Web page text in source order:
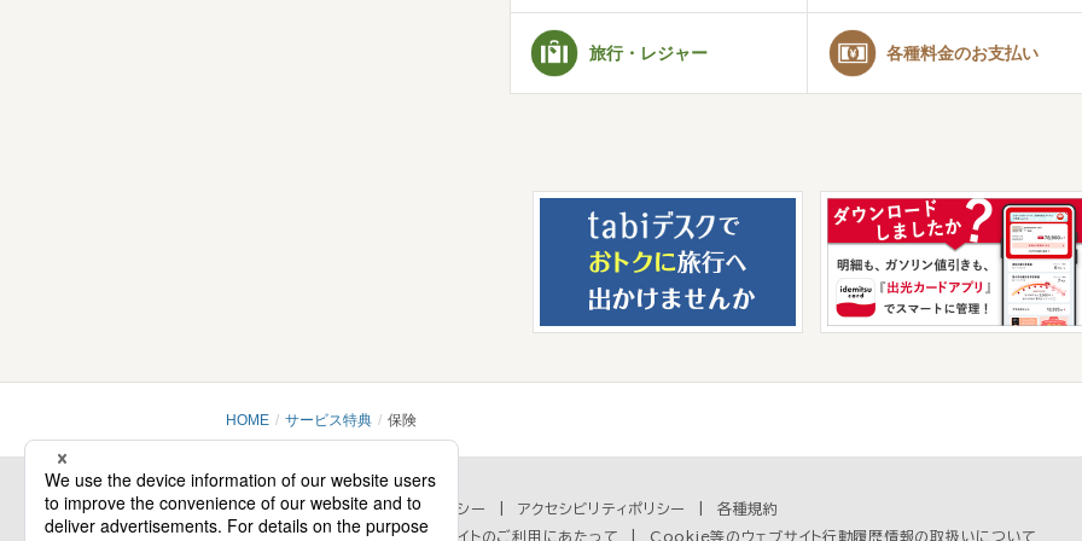
旅行・レジャー 各種料金のお支払い
HOME サービス特典 保険
会社情報 プライバシーポリシー セキュリティポリシー アクセシビリティポリシー
各種規約
個人情報の取扱いに関するお問い合わせ
当ウェブサイトのご利用にあたって Cookie等のウェブサイト行動履歴情報の取扱いについて